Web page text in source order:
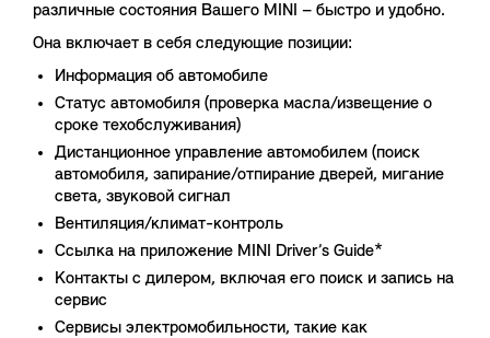
различные состояния Вашего MINI – быстро и удобно.
Она включает в себя следующие позиции:
Информация об автомобиле
Статус автомобиля (проверка масла/извещение о
сроке техобслуживания)
Дистанционное управление автомобилем (поиск
автомобиля, запирание/отпирание дверей, мигание
света, звуковой сигнал
Вентиляция/климат-контроль
Ссылка на приложение MINI Driver’s Guide*
Контакты с дилером, включая его поиск и запись на
сервис
Сервисы электромобильности, такие как